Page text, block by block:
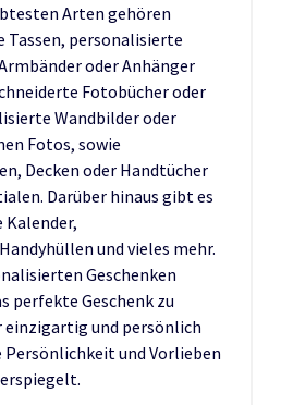
Arten gehören
Tassen, personalisierte
oder Anhänger
Fotobücher oder
Wandbilder oder
Fotos, sowie
Decken oder Handtücher
Darüber hinaus gibt es
und vieles mehr.
Geschenken
perfekte Geschenk zu
einzigartig und persönlich
Persönlichkeit und Vorlieben